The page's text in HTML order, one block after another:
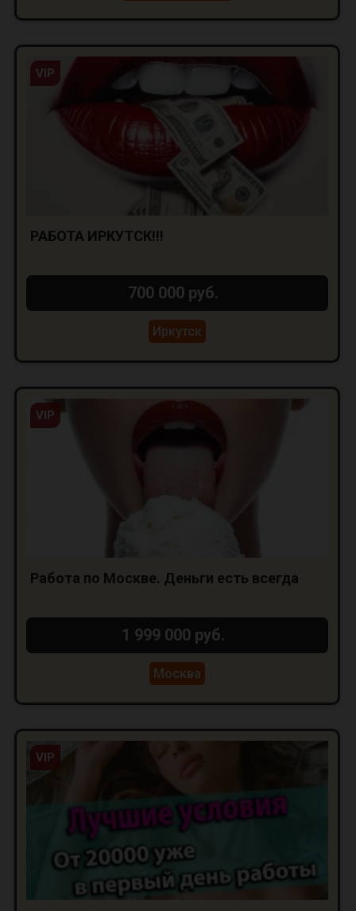
VIP
РАБОТА ИРКУТСК!!!
700 000 руб.
Иркутск
VIP
Работа по Москве. Деньги есть всегда
1 999 000 руб.
Москва
VIP